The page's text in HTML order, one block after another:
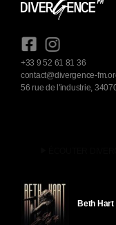
+33 9 52 61 81 36
contact@divergence-
56 rue de l'industrie,
Beth Hart